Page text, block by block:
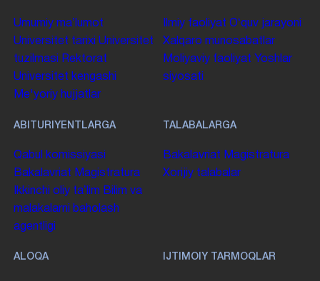
Umumiy maʼlumot
Universitet tarixi Universitet
tuzilmasi
Rektorat
Universitet kengashi
Me'yoriy hujjatlar
Ilmiy faoliyat Oʻquv jarayoni
Xalqaro munosabatlar
Moliyaviy faoliyat Yoshlar
siyosati
ABITURIYENTLARGA
Qabul komissiyasi
Bakalavriat Magistratura
Ikkinchi oliy taʼlim Bilim va
malakalarni baholash
agentligi
TALABALARGA
Bakalavriat Magistratura
Xorijiy talabalar
ALOQA IJTIMOIY TARMOQLAR